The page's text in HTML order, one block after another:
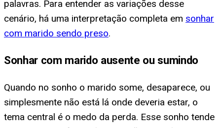
palavras. Para entender as variações desse
cenário, há uma interpretação completa em sonhar
com marido sendo preso.
Sonhar com marido ausente ou sumindo
Quando no sonho o marido some, desaparece, ou
simplesmente não está lá onde deveria estar, o
tema central é o medo da perda. Esse sonho tende